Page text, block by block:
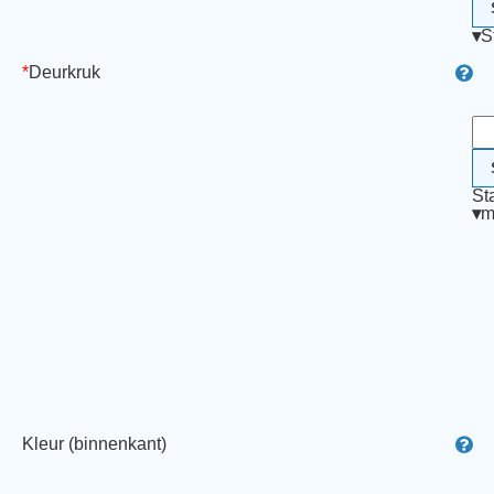
*Deurkruk
▾
Kleur (binnenkant)
▾